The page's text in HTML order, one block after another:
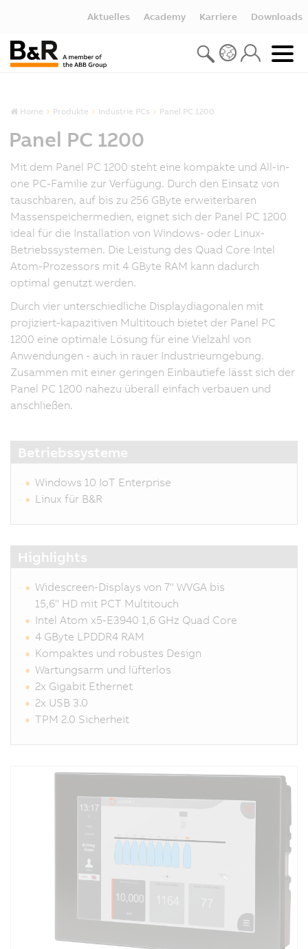
Aktuelles Academy Karriere Downloads
Home Produkte Industrie PCs Panel PC 1200
Panel PC 1200
Mit dem Panel PC 1200 steht eine kompakte und All-in-
one PC-Familie zur Verfügung. Durch den Einsatz von
tauschbaren, auf bis zu 256 GByte erweiterbaren
Massenspeichermedien, eignet sich der Panel PC 1200
ideal für die Installation von Windows- oder Linux-
Betriebssystemen. Die Leistung des Quad Core Intel
Atom-Prozessors mit 4 GByte RAM kann dadurch
optimal genutzt werden.
Durch vier unterschiedliche Displaydiagonalen mit
projiziert-kapazitiven Multitouch bietet der Panel PC
1200 eine optimale Lösung für eine Vielzahl von
Anwendungen - auch in rauer Industrieumgebung.
Zusammen mit einer geringen Einbautiefe lässt sich der
Panel PC 1200 nahezu überall einfach verbauen und
anschließen.
Betriebssysteme
Windows 10 IoT Enterprise
Linux für B&R
Highlights
Widescreen-Displays von 7" WVGA bis
15,6" HD mit PCT Multitouch
Intel Atom x5-E3940 1,6 GHz Quad Core
4 GByte LPDDR4 RAM
Kompaktes und robustes Design
Wartungsarm und lüfterlos
2x Gigabit Ethernet
2x USB 3.0
TPM 2.0 Sicherheit